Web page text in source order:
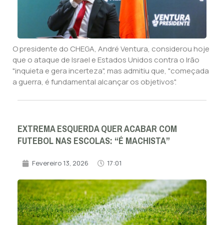
O presidente do CHEGA, André Ventura, considerou hoje
que o ataque de Israel e Estados Unidos contra o Irão
"inquieta e gera incerteza", mas admitiu que, "começada
a guerra, é fundamental alcançar os objetivos".
EXTREMA ESQUERDA QUER ACABAR COM
FUTEBOL NAS ESCOLAS: “É MACHISTA”
Fevereiro 13, 2026 17:01